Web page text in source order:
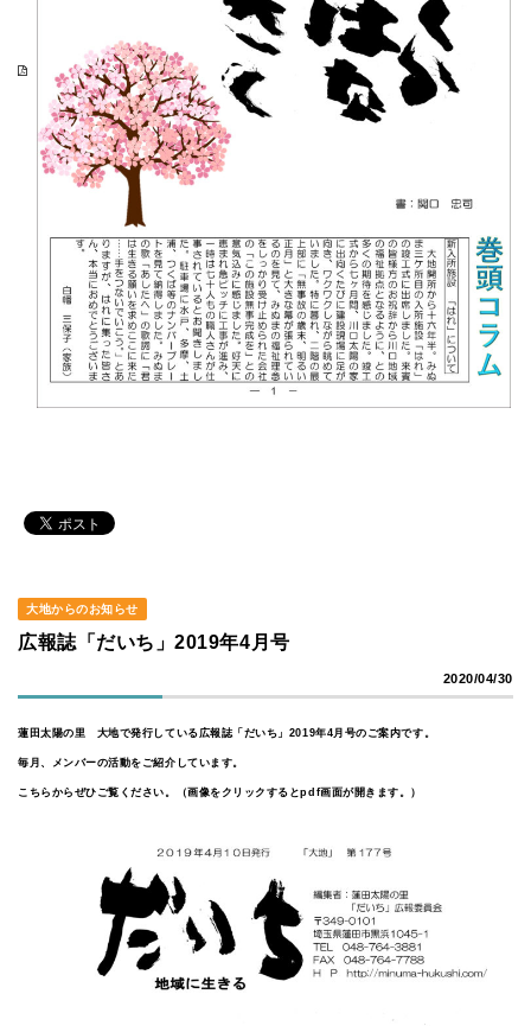
大地からのお知らせ
広報誌「だいち」2019年4月号
2020/04/30
蓮田太陽の里 大地で発行している広報誌「だいち」2019年4月号のご案内です。
毎月、メンバーの活動をご紹介しています。
こちらからぜひご覧ください。（画像をクリックするとpdf画面が開きます。）